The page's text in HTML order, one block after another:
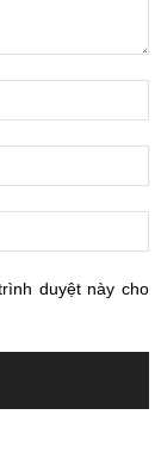
duyệt này cho